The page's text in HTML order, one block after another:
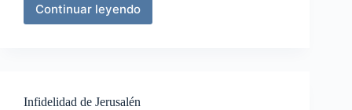
Continuar leyendo
Oración
Infidelidad de Jerusalén